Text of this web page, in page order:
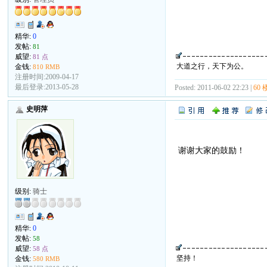
精华:0
发帖:81
威望:81 点
金钱:810 RMB
注册时间:2009-04-17
最后登录:2013-05-28
大道之行，天下为公。
Posted: 2011-06-02 22:23 |60
史明萍
级别:骑士
精华:0
发帖:58
威望:58 点
金钱:580 RMB
谢谢大家的鼓励！
坚持！